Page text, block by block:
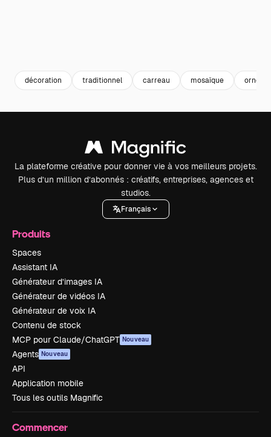
décoration traditionnel carreau mosaïque
La plateforme créative pour donner vie à vos meilleurs projets.
Plus d’un million d’abonnés : créatifs, entreprises, agences et
studios.
Français
Produits
Spaces
Assistant IA
Générateur d’images IA
Générateur de vidéos IA
Générateur de voix IA
Contenu de stock
MCP pour Claude/ChatGPT Nouveau
Agents Nouveau
API
Application mobile
Tous les outils Magnific
Commencer